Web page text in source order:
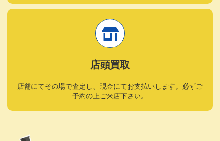
店頭買取
店舗にてその場で査定し、現金にてお支払いします。必ずご
予約の上ご来店下さい。